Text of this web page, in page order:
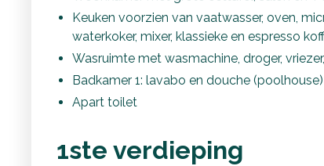
Keuken voorzien van vaatwasser, oven,
waterkoker, mixer, klassieke en espresso
Wasruimte met wasmachine, droger,
Badkamer 1: lavabo en douche (poolhouse)
Apart toilet
1ste verdieping